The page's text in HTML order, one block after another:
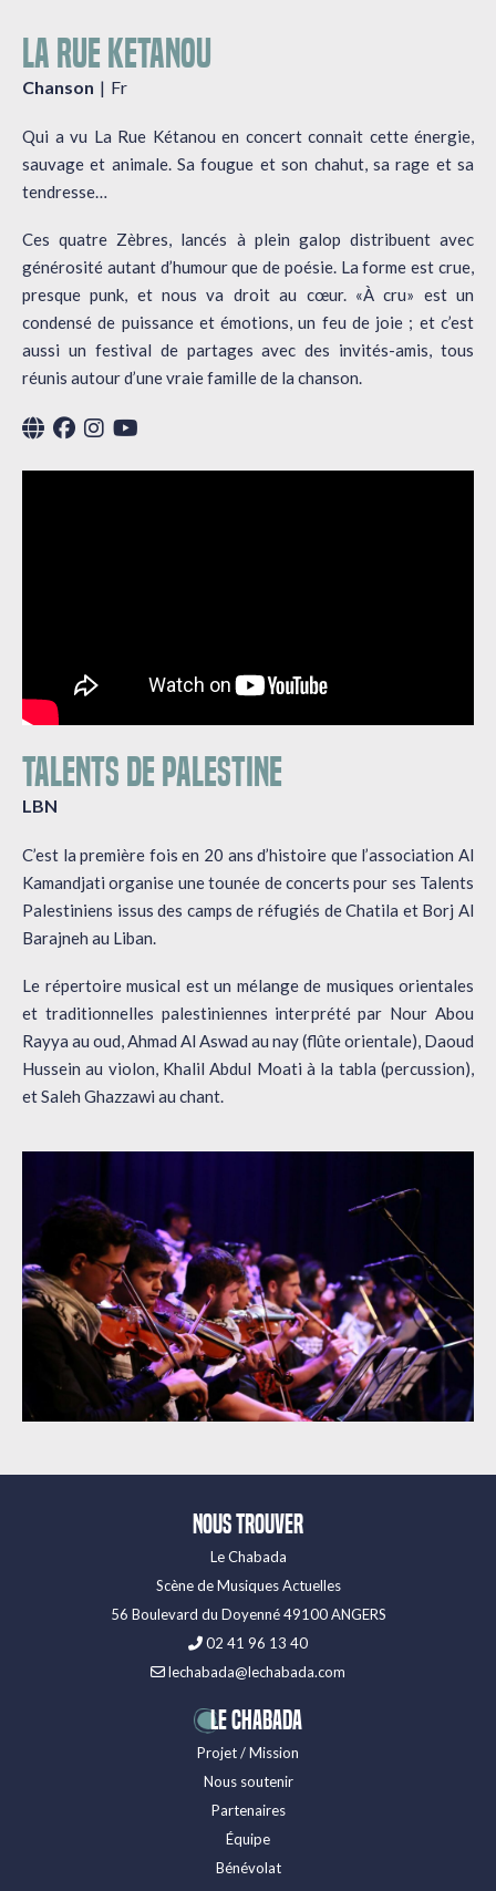
LA RUE KETANOU
Chanson Fr
Qui a vu La Rue Kétanou en concert connait cette énergie,
sauvage et animale. Sa fougue et son chahut, sa rage et sa
tendresse…
Ces quatre Zèbres, lancés à plein galop distribuent avec
générosité autant d’humour que de poésie. La forme est crue,
presque punk, et nous va droit au cœur. «À cru» est un
condensé de puissance et émotions, un feu de joie ; et c’est
aussi un festival de partages avec des invités-amis, tous
réunis autour d’une vraie famille de la chanson.
TALENTS DE PALESTINE
LBN
C’est la première fois en 20 ans d’histoire que l’association Al
Kamandjati organise une tounée de concerts pour ses Talents
Palestiniens issus des camps de réfugiés de Chatila et Borj Al
Barajneh au Liban.
Le répertoire musical est un mélange de musiques orientales
et traditionnelles palestiniennes interprété par Nour Abou
Rayya au oud, Ahmad Al Aswad au nay (flûte orientale), Daoud
Hussein au violon, Khalil Abdul Moati à la tabla (percussion),
et Saleh Ghazzawi au chant.
Nous trouver
Le Chabada
Scène de Musiques Actuelles
56 Boulevard du Doyenné 49100 ANGERS
02 41 96 13 40
lechabada@lechabada.com
LE CHABADA
Projet / Mission
Nous soutenir
Partenaires
Équipe
Bénévolat